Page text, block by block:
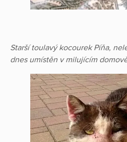
Starší toulavý kocourek Píňa,
dnes umístěn v milujícím